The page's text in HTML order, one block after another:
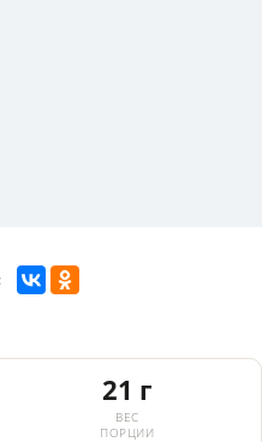
21 г
ВЕС
ПОРЦИИ